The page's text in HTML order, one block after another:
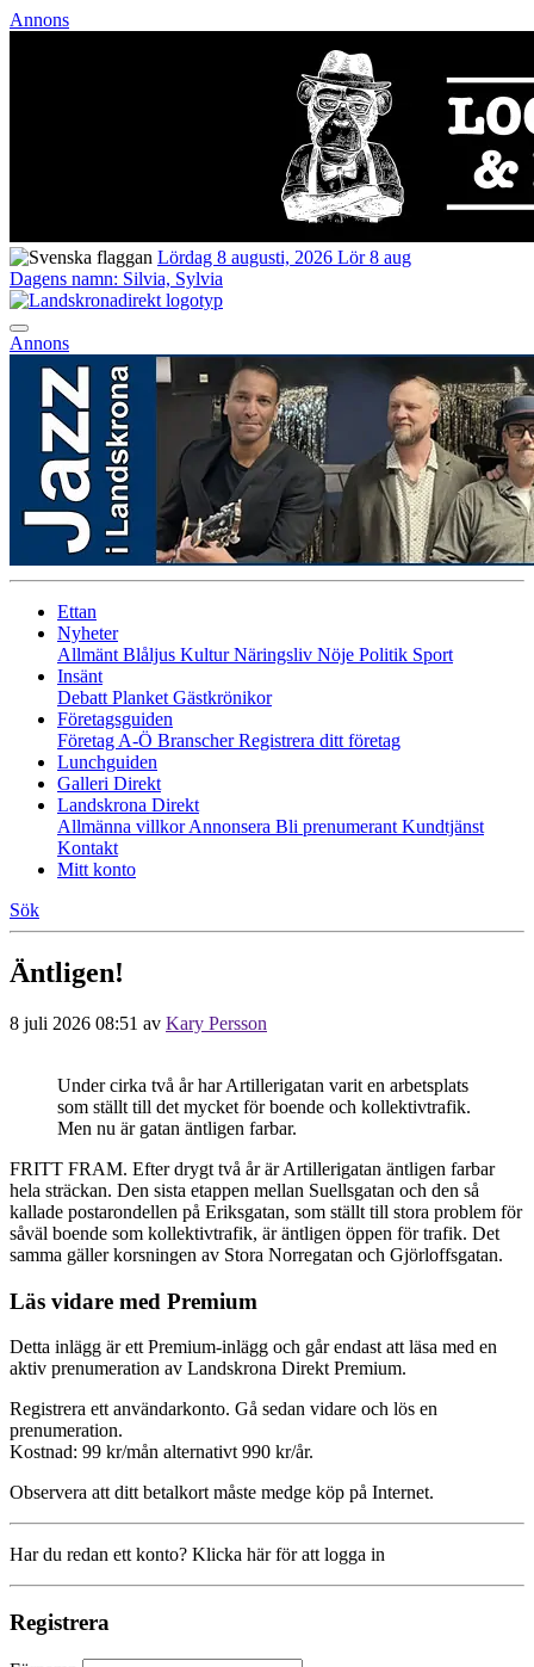
Annons
Lördag 8 augusti, 2026 Lör 8 aug
Dagens namn: Silvia, Sylvia
Annons
Ettan
Nyheter
Allmänt Blåljus KulturNäringsliv Nöje Politik Sport
Insänt
Debatt Planket Gästkrönikor
Företagsguiden
Företag A-Ö BranscherRegistrera ditt företag
Lunchguiden
Galleri Direkt
Landskrona Direkt
Allmänna villkorAnnonsera Bli prenumerant Kundtjänst
Kontakt
Mitt konto
Sök
Äntligen!
8 juli 2026 08:51 av Kary Persson
Under cirka två år har Artillerigatan varit en arbetsplats
som ställt till det mycket för boende och kollektivtrafik.
Men nu är gatan äntligen farbar.
FRITT FRAM. Efter drygt två år är Artillerigatan äntligen farbar
hela sträckan. Den sista etappen mellan Suellsgatan och den så
kallade postarondellen på Eriksgatan, som ställt till stora problem för
såväl boende som kollektivtrafik, är äntligen öppen för trafik. Det
samma gäller korsningen av Stora Norregatan och Gjörloffsgatan.
Läs vidare med Premium
Detta inlägg är ett Premium-inlägg och går endast att läsa med en
aktiv prenumeration av Landskrona Direkt Premium.
Registrera ett användarkonto. Gå sedan vidare och lös en
prenumeration.
Kostnad: 99 kr/mån alternativt 990 kr/år.
Observera att ditt betalkort måste medge köp på Internet.
Har du redan ett konto? Klicka här för att logga in
Registrera